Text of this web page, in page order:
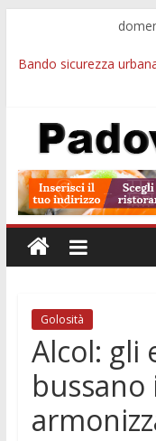
Bando sicurezza
Restauro 2026,
nuove competenze in
Calici di Stelle
Notizie di Padova alle
antidroga e siccità
Notizie di Padova alle
Limena e progetto Cool
Golosità
Alcol: gli
bussano